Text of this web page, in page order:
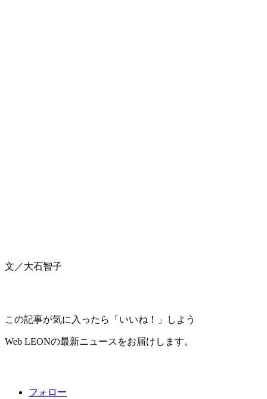
文／大石智子
この記事が気に入ったら「いいね！」しよう
Web LEONの最新ニュースをお届けします。
フォロー